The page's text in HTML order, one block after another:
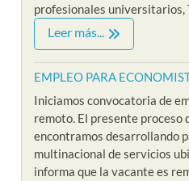
profesionales universitarios,
Leer más...
EMPLEO PARA
Iniciamos convocatoria de
remoto. El presente proceso
encontramos desarrollando
multinacional de servicios
informa que la vacante es